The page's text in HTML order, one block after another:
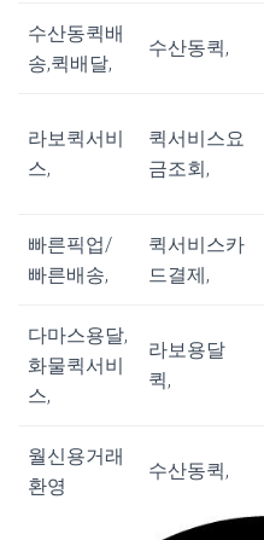
수산동퀵배
송,퀵배달,
수산동퀵,
라보퀵서비
스,
퀵서비스요
금조회,
빠른픽업/
빠른배송,
퀵서비스카
드결제,
다마스용달,
화물퀵서비
스,
라보용달
퀵,
월신용거래
환영
수산동퀵,